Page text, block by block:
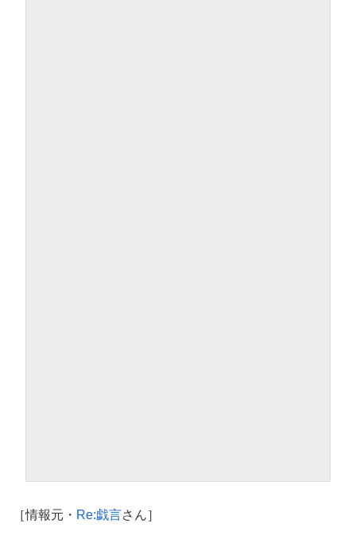
［情報元・ Re:戯言さん］